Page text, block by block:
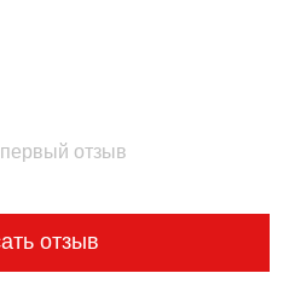
отзыв
отзыв